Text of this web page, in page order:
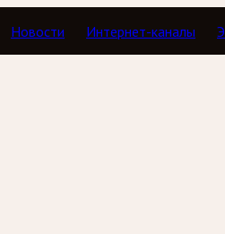
Новости Интернет-каналы